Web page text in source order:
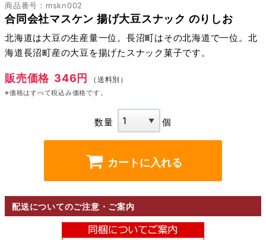
商品番号：mskn002
合同会社マスケン 揚げ大豆スナック のりしお
北海道は大豆の生産量一位。長沼町はその北海道で一位。北
海道長沼町産の大豆を揚げたスナック菓子です。
販売価格 346円 （送料別）
※価格はすべて税込み価格です。
数量 個
カートに入れる
配送についてのご注意・ご案内